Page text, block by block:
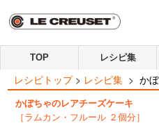
TOP レシピ集
レシピトップ > レシピ集 > か
かぼちゃのレアチーズケーキ
［ラムカン・フルール ２個分］